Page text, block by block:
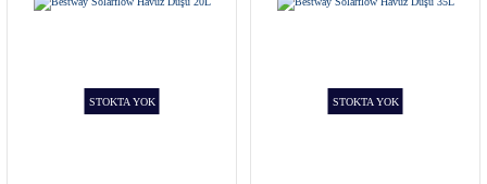
STOKTA YOK STOKTA YOK